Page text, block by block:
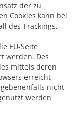
der zu
Cookies kann bei
des Trackings,
EU-Seite
werden. Des
mittels deren
erreicht
nicht
werden